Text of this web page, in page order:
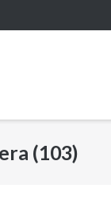
(103)